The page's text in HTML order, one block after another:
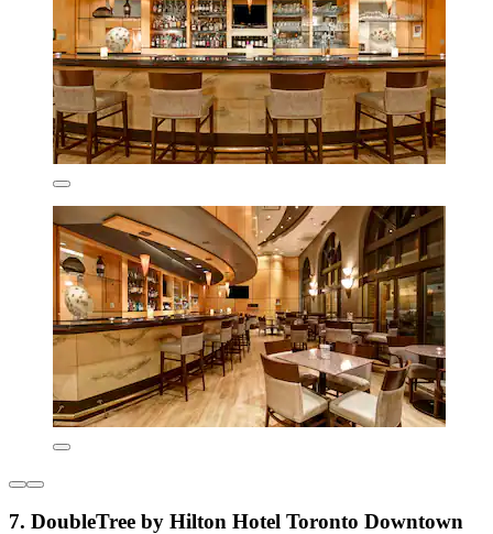
7. DoubleTree by Hilton Hotel Toronto Downtown